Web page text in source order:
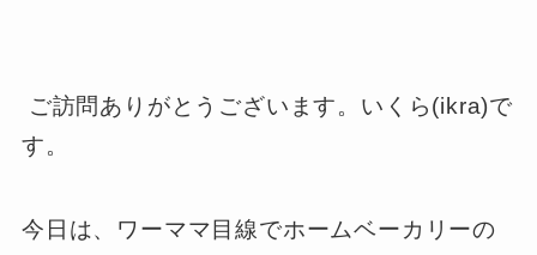
ご訪問ありがとうございます。いくら(ikra)で
す。
今日は、ワーママ目線でホームベーカリーの